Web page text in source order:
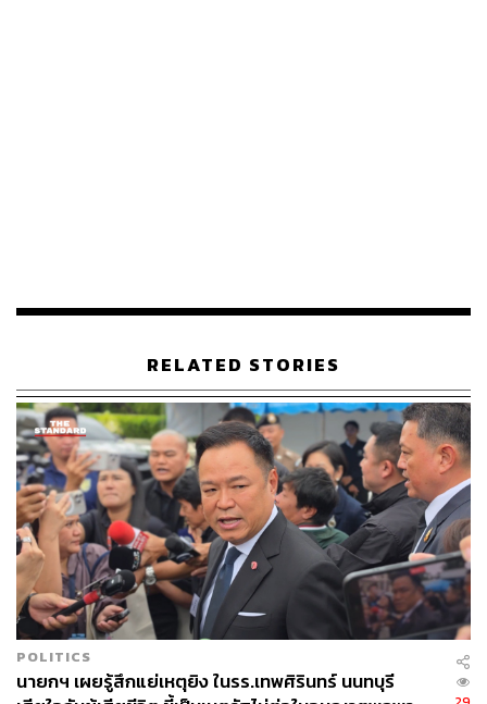
ทั้งนี้ ตลอดช่วงปี 2568 ที่ผ่านมา กทม. ได้ให้ความสำคัญกับ
คิดเห็นต่อร่างกฎหมายฉบับนี้ทั้งในรูปแบบออนไลน์และการ
ลงพื้นที่รับฟังความคิดเห็นโดยตรง นอกจากนี้ยังได้นำรูปแบบ
กิจกรรมสร้างสรรค์ เช่น การใช้บอร์ดเกม มาเป็นสื่อกลางใน
การอธิบายโครงสร้างการบริหาร เพื่อเปิดโอกาสให้
ประชาชนทุกเพศทุกวัย โดยเฉพาะกลุ่มคนรุ่นใหม่ซึ่งเป็น
อนาคตของเมือง ได้เข้ามามีส่วนร่วมในการเสนอแนะแนว
ทางและออกแบบกฎหมายของกรุงเทพมหานครให้มีความ
สมบูรณ์และครอบคลุมในทุกมิติอย่างแท้จริง
TAGS: เอกวรัญญู อัมระปาล
กระทรวงมหาดไทย
กรุงเทพมหานคร
RELATED STORIES
POLITICS
นายกฯ เผยรู้สึกแย่เหตุยิง ในรร.เทพศิรินทร์ นนทบุรี